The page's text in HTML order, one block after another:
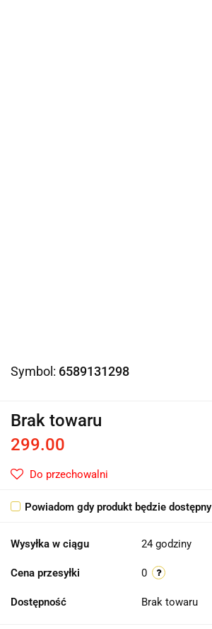
Symbol: 6589131298
Brak towaru
299.00
Do przechowalni
Powiadom gdy produkt będzie dostępny
Wysyłka w ciągu 24 godziny
Cena przesyłki 0
Dostępność Brak towaru